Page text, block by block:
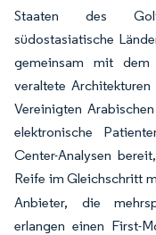
Staaten des
südostasiatische
gemeinsam mit
veraltete
Vereinigten
elektronische
Center-Analysen
Reife im Gleichschritt
Anbieter, die
erlangen einen First-